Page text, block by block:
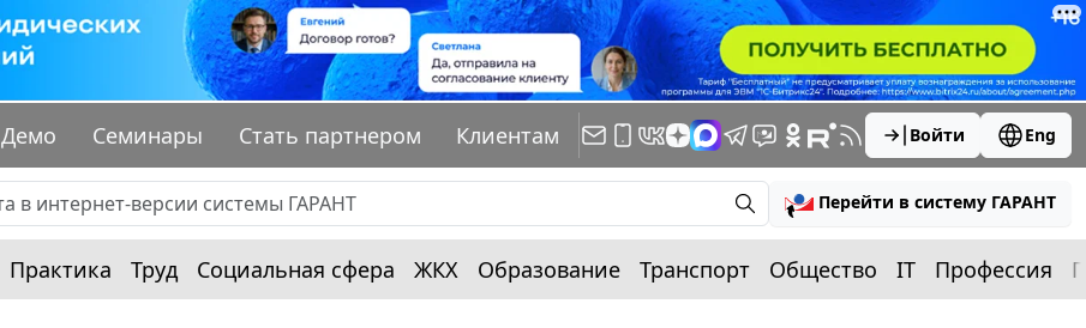
Демо Семинары Стать партнером Клиентам Войти Eng
Перейти в систему ГАРАНТ
Практика Труд Социальная сфера ЖКХ Образование Транспорт Общество IT Профессия